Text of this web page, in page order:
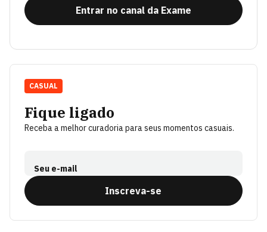
Entrar no canal da Exame
Fique ligado
Receba a melhor curadoria para seus momentos casuais.
Seu e-mail
Inscreva-se
CASUAL